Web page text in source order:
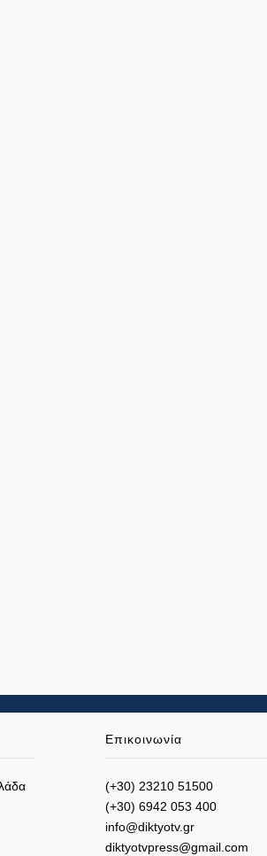
Επικοινωνία
(+30) 23210 51500
(+30) 6942 053 400
info@diktyotv.gr
diktyotvpress@gmail.com